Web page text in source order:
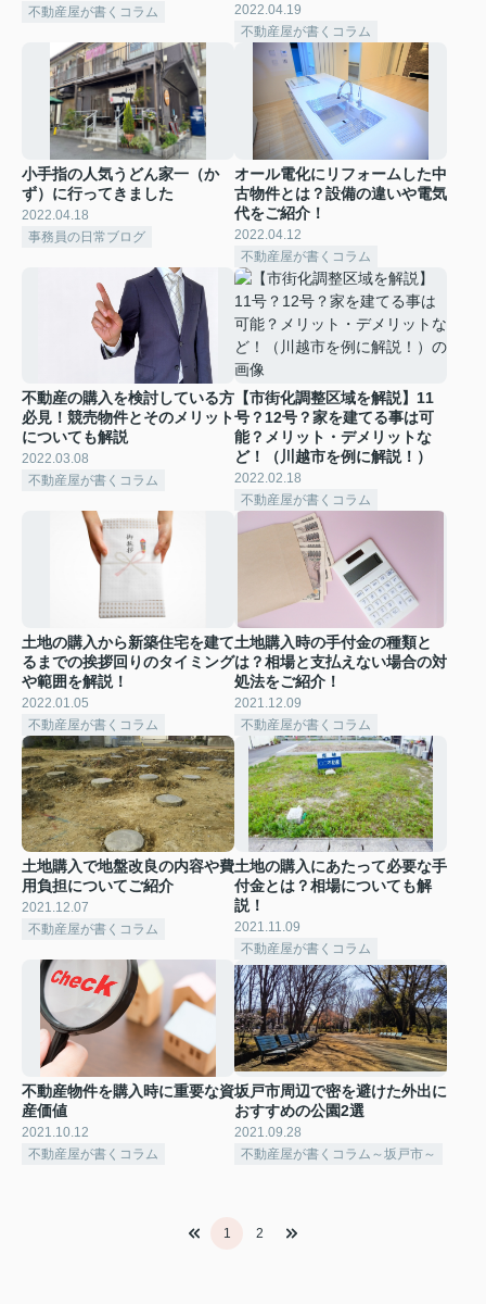
不動産屋が書くコラム
2022.04.19
不動産屋が書くコラム
小手指の人気うどん家一（か
ず）に行ってきました
2022.04.18
事務員の日常ブログ
オール電化にリフォームした中
古物件とは？設備の違いや電気
代をご紹介！
2022.04.12
不動産屋が書くコラム
不動産の購入を検討している方
必見！競売物件とそのメリット
についても解説
2022.03.08
不動産屋が書くコラム
【市街化調整区域を解説】11
号？12号？家を建てる事は可
能？メリット・デメリットな
ど！（川越市を例に解説！）
2022.02.18
不動産屋が書くコラム
土地の購入から新築住宅を建て
るまでの挨拶回りのタイミング
や範囲を解説！
2022.01.05
不動産屋が書くコラム
土地購入時の手付金の種類と
は？相場と支払えない場合の対
処法をご紹介！
2021.12.09
不動産屋が書くコラム
土地購入で地盤改良の内容や費
用負担についてご紹介
2021.12.07
不動産屋が書くコラム
土地の購入にあたって必要な手
付金とは？相場についても解
説！
2021.11.09
不動産屋が書くコラム
不動産物件を購入時に重要な資
産価値
2021.10.12
不動産屋が書くコラム
坂戸市周辺で密を避けた外出に
おすすめの公園2選
2021.09.28
不動産屋が書くコラム～坂戸市～
1 2